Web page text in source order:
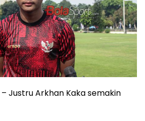
– Justru Arkhan Kaka semakin